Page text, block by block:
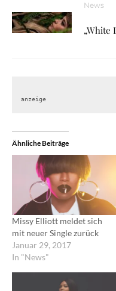
News
„White
anzeige
Ähnliche Beiträge
Missy Elliott meldet sich
mit neuer Single zurück
Januar 29, 2017
In "News"